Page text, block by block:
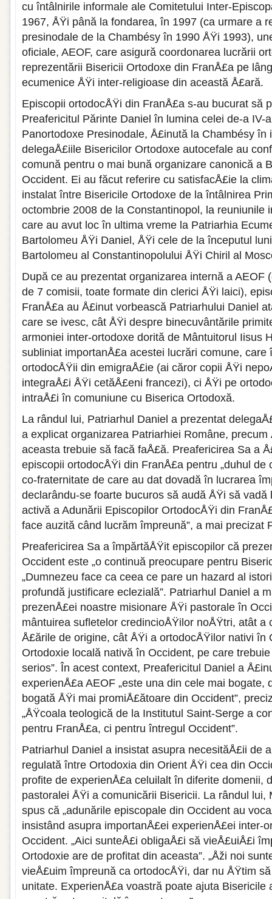
cu întâlnirile informale ale Comitetului Inter-
1967, ÅŸi până la fondarea, în 1997 (ca urmare a
presinodale de la Chambésy în 1990 ÅŸi 1993),
oficiale, AEOF, care asigură coordonarea lucrării
reprezentării Bisericii Ortodoxe din FranÅ£a pe
ecumenice ÅŸi inter-religioase din această Å£ară.
Episcopii ortodocÅŸi din FranÅ£a s-au bucurat să
Preafericitul Părinte Daniel în lumina celei de-a IV-
Panortodoxe Presinodale, Å£inută la Chambésy în
delegaÅ£iile Bisericilor Ortodoxe autocefale au
comună pentru o mai bună organizare canonică a
Occident. Ei au făcut referire cu satisfacÅ£ie la
instalat între Bisericile Ortodoxe de la întâlnirea
octombrie 2008 de la Constantinopol, la reuniunile
care au avut loc în ultima vreme la Patriarhia
Bartolomeu ÅŸi Daniel, ÅŸi cele de la începutul
Bartolomeu al Constantinopolului ÅŸi Chiril al
După ce au prezentat organizarea internă a AEOF
de 7 comisii, toate formate din clerici ÅŸi laici),
FranÅ£a au Å£inut vorbească Patriarhului Daniel
care se ivesc, cât ÅŸi despre binecuvântările
armoniei inter-ortodoxe dorită de Mântuitorul Iisus
subliniat importanÅ£a acestei lucrări comune, care
ortodocÅŸii din emigraÅ£ie (ai căror copii ÅŸi
integraÅ£i ÅŸi cetăÅ£eni francezi), ci ÅŸi pe
intraÅ£i în comuniune cu Biserica Ortodoxă.
La rândul lui, Patriarhul Daniel a prezentat
a explicat organizarea Patriarhiei Române,
aceasta trebuie să facă faÅ£ă. Preafericirea Sa a
episcopii ortodocÅŸi din FranÅ£a pentru „duhul de
co-fraternitate de care au dat dovadă în lucrarea
declarându-se foarte bucuros să audă ÅŸi să vadă
activă a Adunării Episcopilor OrtodocÅŸi din
face auzită când lucrăm împreună”, a mai precizat
Preafericirea Sa a împărtăÅŸit episcopilor că
Occident este „o continuă preocupare pentru
„Dumnezeu face ca ceea ce pare un hazard al
profundă justificare eclezială”. Patriarhul Daniel a
prezenÅ£ei noastre misionare ÅŸi pastorale în
mântuirea sufletelor credincioÅŸilor noÅŸtri, atât a
Å£ările de origine, cât ÅŸi a ortodocÅŸilor nativi în
Ortodoxie locală nativă în Occident, pe care
serios”. În acest context, Preafericitul Daniel a
experienÅ£a AEOF „este una din cele mai bogate,
bogată ÅŸi mai promiÅ£ătoare din Occident”,
„ÅŸcoala teologică de la Institutul Saint-Serge a
pentru FranÅ£a, ci pentru întregul Occident”.
Patriarhul Daniel a insistat asupra necesităÅ£ii de
regulată între Ortodoxia din Orient ÅŸi cea din
profite de experienÅ£a celuilalt în diferite domenii,
pastoralei ÅŸi a comunicării Bisericii. La rândul lui,
spus că „adunările episcopale din Occident au
insistând asupra importanÅ£ei experienÅ£ei inter-
Occident. „Aici sunteÅ£i obligaÅ£i să vieÅ£uiÅ£i
Ortodoxie are de profitat din aceasta”. „Åži noi
vieÅ£uim împreună ca ortodocÅŸi, dar nu ÅŸtim
unitate. ExperienÅ£a voastră poate ajuta Bisericile